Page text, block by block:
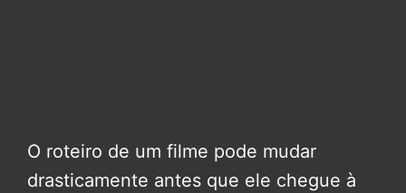
O roteiro de um filme pode mudar
drasticamente antes que ele chegue à